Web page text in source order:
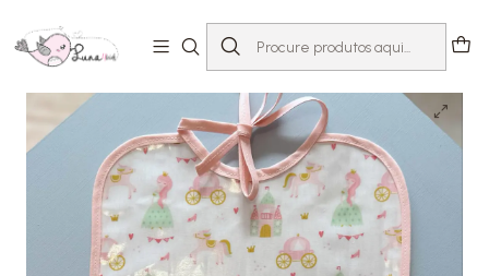
Babetes Babete Papa Princesas